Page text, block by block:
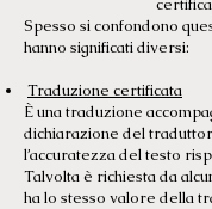
Spesso si confondono
hanno significati diversi:
Traduzione certificata
È una traduzione
dichiarazione del
l’accuratezza del testo
Talvolta è richiesta da
ha lo stesso valore della